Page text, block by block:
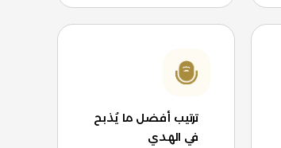
ترتيب أفضل ما يُذبح
في الهدي